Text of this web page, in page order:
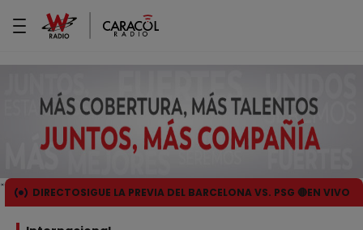
DIRECTOSIGUE LA PREVIA DEL BARCELONA VS. PSG 🔴EN VIVO